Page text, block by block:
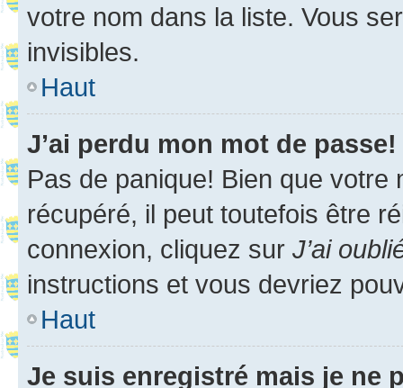
votre nom dans la liste. Vous
invisibles.
Haut
J’ai perdu mon mot de passe!
Pas de panique! Bien que
récupéré, il peut toutefois être
connexion, cliquez sur J’ai
instructions et vous devriez
Haut
Je suis enregistré mais je ne